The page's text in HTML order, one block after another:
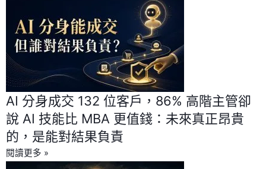
AI 分身成交 132 位客戶，86% 高階主管卻
說 AI 技能比 MBA 更值錢：未來真正昂貴
的，是能對結果負責
閱讀更多 »